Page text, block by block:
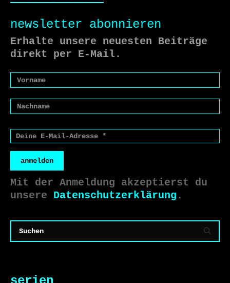
newsletter abonnieren
Erhalte unsere neuesten Beiträge
direkt per E-Mail.
anmelden
Mit der Anmeldung akzeptierst du
unsere Datenschutzerklärung .